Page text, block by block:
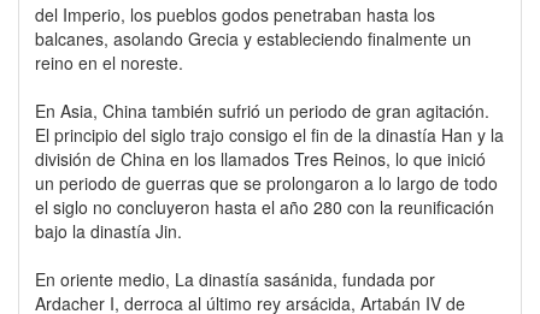
del Imperio, los pueblos godos penetraban hasta los
balcanes, asolando Grecia y estableciendo finalmente un
reino en el noreste.
En Asia, China también sufrió un periodo de gran agitación.
El principio del siglo trajo consigo el fin de la dinastía Han y la
división de China en los llamados Tres Reinos, lo que inició
un periodo de guerras que se prolongaron a lo largo de todo
el siglo no concluyeron hasta el año 280 con la reunificación
bajo la dinastía Jin.
En oriente medio, La dinastía sasánida, fundada por
Ardacher I, derroca al último rey arsácida, Artabán IV de